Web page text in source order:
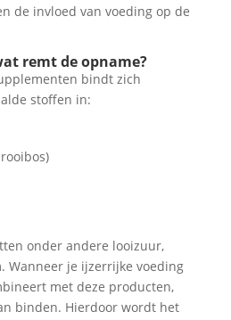
de invloed van voeding op de
remt de opname?
bindt zich
stoffen in:
onder andere looizuur,
Wanneer je ijzerrijke voeding
met deze producten,
binden. Hierdoor wordt het